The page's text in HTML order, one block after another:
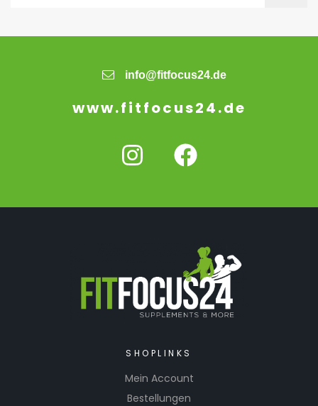
info@fitfocus24.de
www.fitfocus24.de
SHOPLINKS
Mein Account
Bestellungen